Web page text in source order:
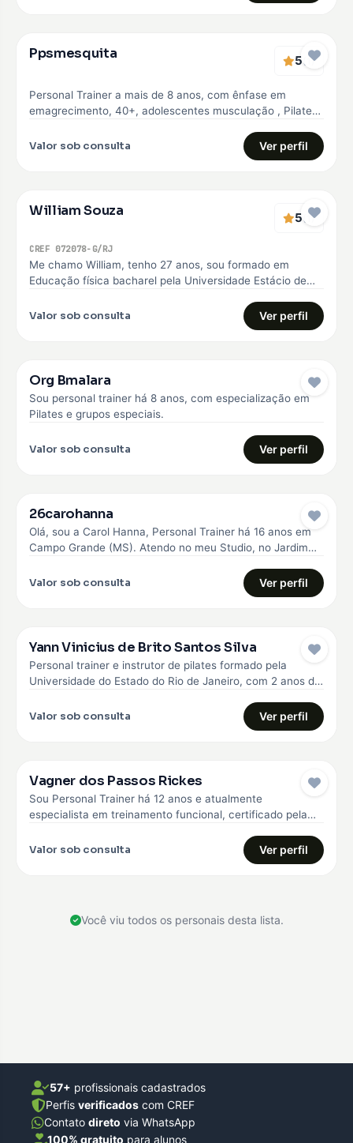
Ppsmesquita 5(1)
Personal Trainer a mais de 8 anos, com ênfase em
emagrecimento, 40+, adolescentes musculação , Pilates
Valor sob consulta Ver perfil
William Souza 5(1)
CREF 072078-G/RJ
Me chamo William, tenho 27 anos, sou formado em
Educação física bacharel pela Universidade Estácio de
Valor sob consulta Ver perfil
Org Bmalara
Sou personal trainer há 8 anos, com especialização em
Pilates e grupos especiais.
Valor sob consulta Ver perfil
26carohanna
Olá, sou a Carol Hanna, Personal Trainer há 16 anos em
Campo Grande (MS). Atendo no meu Studio, no Jardim…
Valor sob consulta Ver perfil
Yann Vinicius de Brito Santos Silva
Personal trainer e instrutor de pilates formado pela
Universidade do Estado do Rio de Janeiro, com 2 anos de
Valor sob consulta Ver perfil
Vagner dos Passos Rickes
Sou Personal Trainer há 12 anos e atualmente
especialista em treinamento funcional, certificado pela
Valor sob consulta Ver perfil
Você viu todos os personais desta lista.
57+ profissionais cadastrados
Perfis verificados com CREF
Contato direto via WhatsApp
100% gratuito para alunos